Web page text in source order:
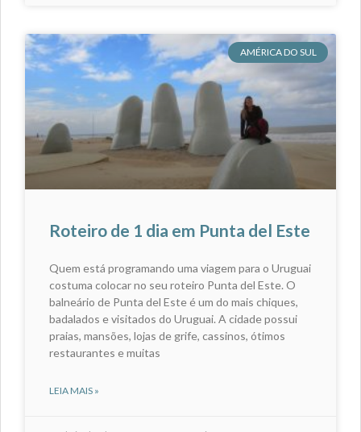
AMÉRICA DO SUL
Roteiro de 1 dia em Punta del Este
Quem está programando uma viagem para o Uruguai
costuma colocar no seu roteiro Punta del Este. O
balneário de Punta del Este é um do mais chiques,
badalados e visitados do Uruguai. A cidade possui
praias, mansões, lojas de grife, cassinos, ótimos
restaurantes e muitas
LEIA MAIS »